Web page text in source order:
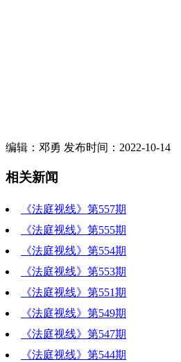
编辑：邓勇 发布时间：2022-10-14
相关新闻
《法庭视线》第557期
《法庭视线》第555期
《法庭视线》第554期
《法庭视线》第553期
《法庭视线》第551期
《法庭视线》第549期
《法庭视线》第547期
《法庭视线》第544期